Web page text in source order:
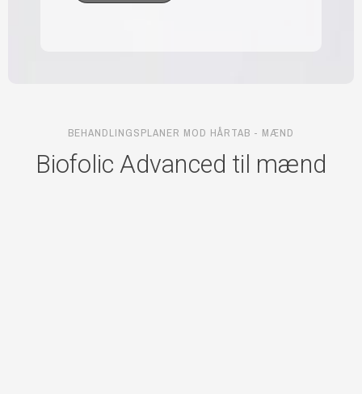
BEHANDLINGSPLANER MOD HÅRTAB - MÆND
Biofolic Advanced til mænd